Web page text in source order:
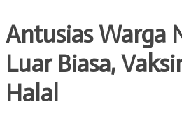
Antusias Warga
Luar Biasa,
Halal